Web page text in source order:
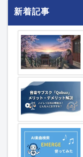
新着記事